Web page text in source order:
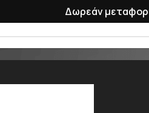
Δωρεάν